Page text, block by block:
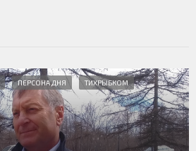
ПЕРСОНА ДНЯ ТИХРЫБКОМ